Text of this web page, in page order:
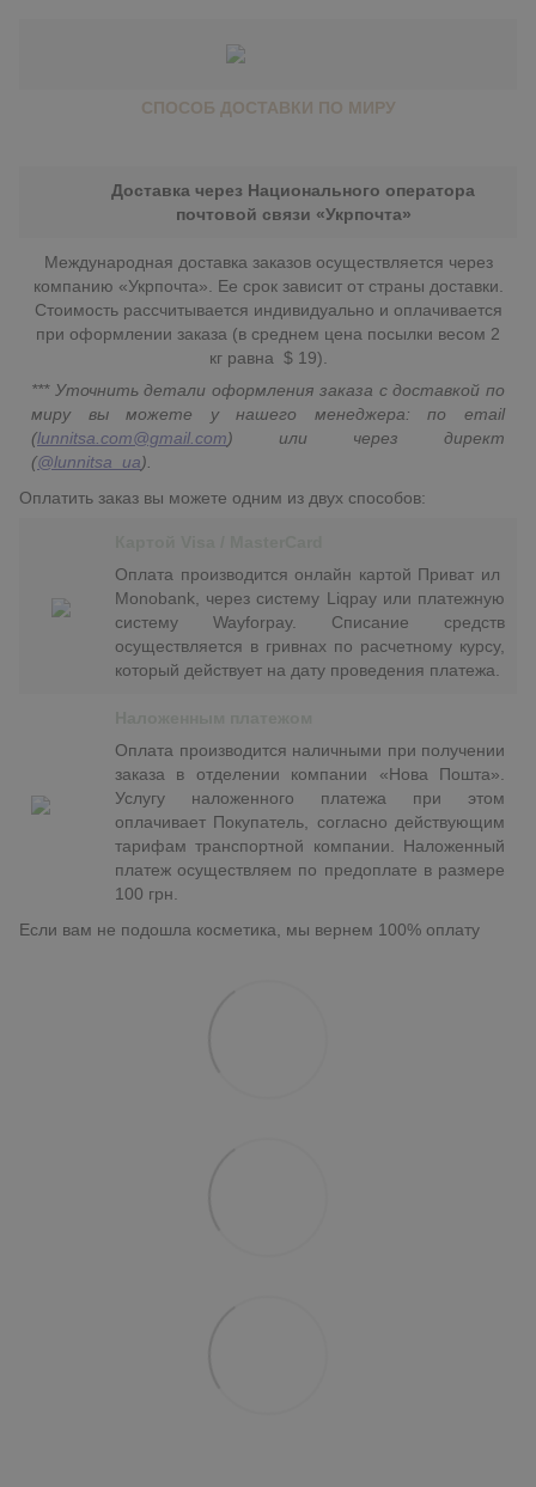
СПОСОБ ДОСТАВКИ ПО МИРУ
Доставка через Национального оператора
почтовой связи «Укрпочта»
Международная доставка заказов осуществляется через
компанию «Укрпочта». Ее срок зависит от страны доставки.
Стоимость рассчитывается индивидуально и оплачивается
при оформлении заказа (в среднем цена посылки весом 2
кг равна $ 19).
*** Уточнить детали оформления заказа с доставкой по
миру вы можете у нашего менеджера: по email
(lunnitsa.com@gmail.com) или через директ
(@lunnitsa_ua).
Оплатить заказ вы можете одним из двух способов:
Оплата производится онлайн картой Приват ил
Monobank, через систему Liqpay или платежную
систему Wayforpay. Списание средств
осуществляется в гривнах по расчетному курсу,
который действует на дату проведения платежа.
Оплата производится наличными при получении
заказа в отделении компании «Нова Пошта».
Услугу наложенного платежа при этом
оплачивает Покупатель, согласно действующим
тарифам транспортной компании. Наложенный
платеж осуществляем по предоплате в размере
100 грн.
Если вам не подошла косметика, мы вернем 100% оплату